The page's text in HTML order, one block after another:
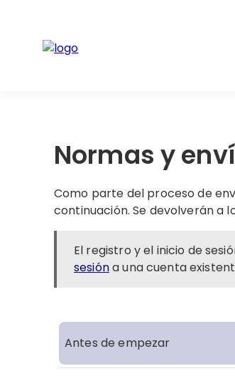
Normas y
Como parte del proceso de
continuación. Se devolverán a
El registro y el inicio de
sesióna una cuenta
Antes de empezar